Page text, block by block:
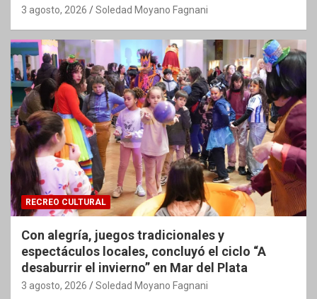
3 agosto, 2026 Soledad Moyano Fagnani
RECREO CULTURAL
Con alegría, juegos tradicionales y
espectáculos locales, concluyó el ciclo “A
desaburrir el invierno” en Mar del Plata
3 agosto, 2026 Soledad Moyano Fagnani